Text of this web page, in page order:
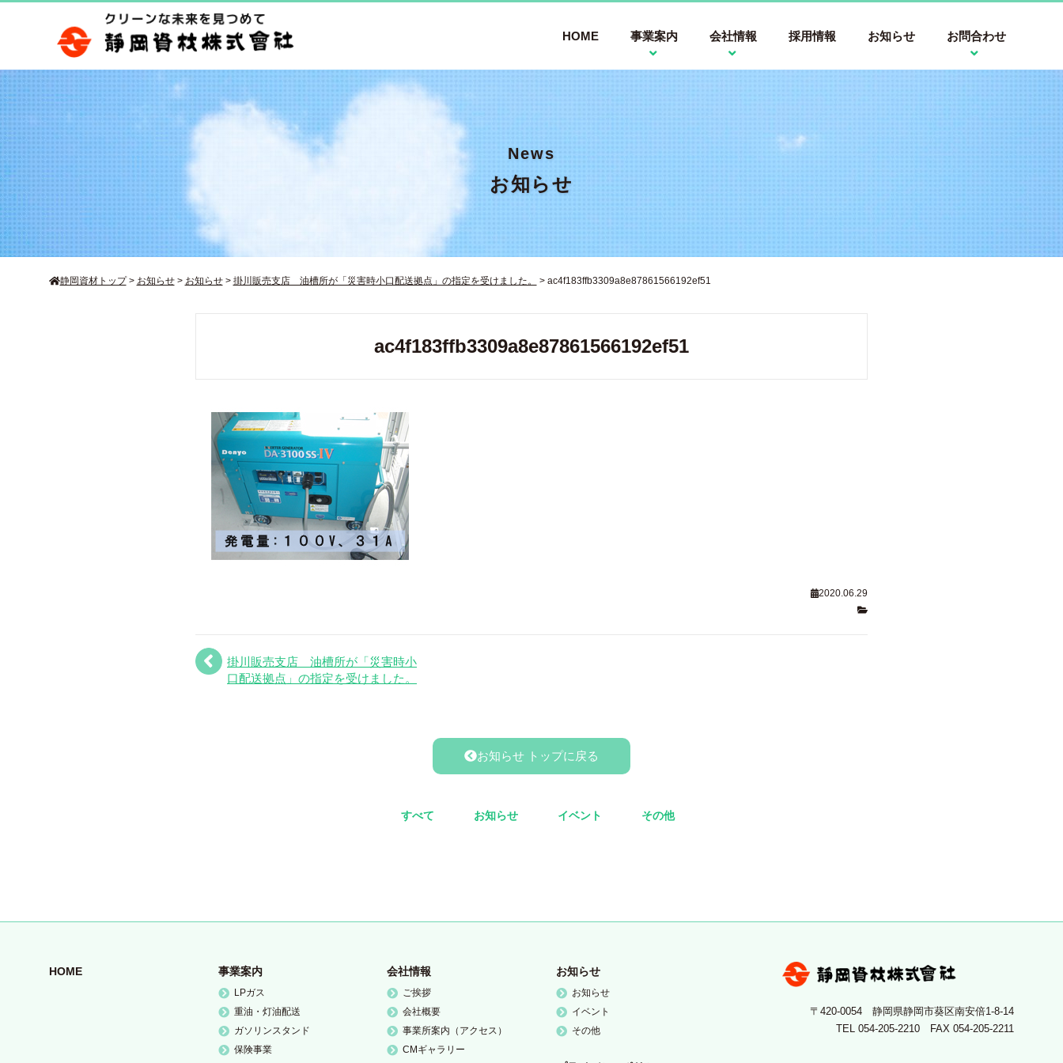
HOME 事業案内 会社情報 採用情報 お知らせ お問合わせ
News
お知らせ
静岡資材トップ> お知らせ> お知らせ> 掛川販売支店 油槽所が「災害時小口配送拠点」の指定を受けました。 > ac4f183ffb3309a8e87861566192ef51
ac4f183ffb3309a8e87861566192ef51
2020.06.29
掛川販売支店 油槽所が「災害時小
口配送拠点」の指定を受けました。
お知らせ トップに戻る
すべて お知らせ イベント その他
〒420-0054 静岡県静岡市葵区南安倍1-8-14
TEL 054-205-2210 FAX 054-205-2211
HOME 事業案内
LPガス
重油・灯油配送
ガソリンスタンド
保険事業
会社情報
ご挨拶
会社概要
事業所案内（アクセス）
CMギャラリー
お知らせ
お知らせ
イベント
その他